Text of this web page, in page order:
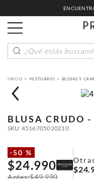
¿Qué estás
VESTUARIO BLUSAS Y
BLUSA CRUDO -
SKU 4516705020210
-50 %
$24.990
$49.990
$24.